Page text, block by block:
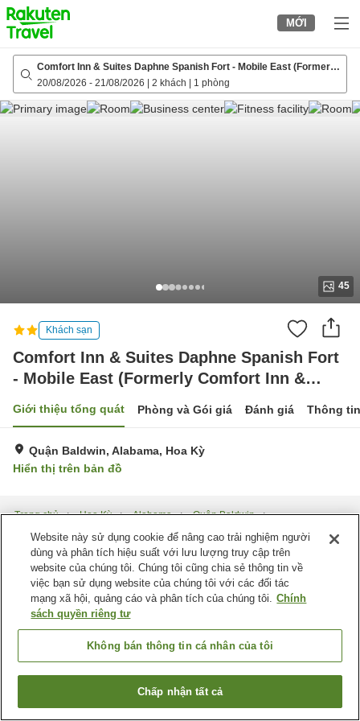
to
top
page
MỚI
Comfort Inn & Suites Daphne Spanish Fort - Mobile East (Formerly
Comfort Inn & Suites Mobile)
20/08/2026 - 21/08/2026 2 khách 1 phòng
45
Khách sạn
Comfort Inn & Suites Daphne Spanish Fort
- Mobile East (Formerly Comfort Inn &
Giới thiệu tổng quát Phòng và Gói giá Đánh giá Thông
Quận Baldwin, Alabama, Hoa Kỳ
Hiển thị trên bản đồ
Trang chủ Hoa Kỳ Alabama
Quận Baldwin
Comfort Inn & Suites Daphne Spanish Fort - Mobile East (Formerly Comfort
Inn & Suites Mobile)
Tìm phòng trống
Website này sử dụng cookie để nâng cao trải nghiệm người
dùng và phân tích hiệu suất với lưu lượng truy cập trên
website của chúng tôi. Chúng tôi cũng chia sẻ thông tin về
việc bạn sử dụng website của chúng tôi với các đối tác
mạng xã hội, quảng cáo và phân tích của chúng tôi. Chính
sách quyền riêng tư
Không bán thông tin cá nhân của tôi
Chấp nhận tất cả